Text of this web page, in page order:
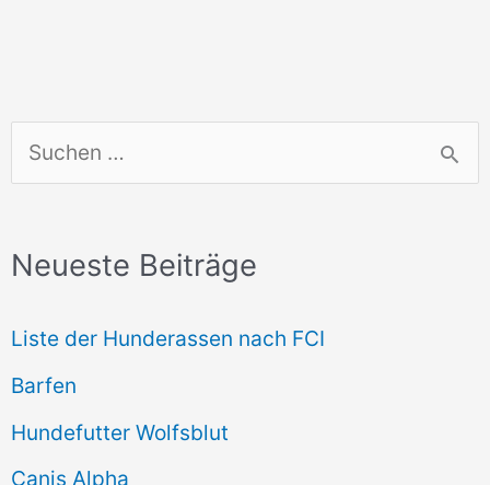
u
h
n
n
a
c
Neueste Beiträge
Liste der Hunderassen nach FCI
Barfen
Hundefutter Wolfsblut
Canis Alpha